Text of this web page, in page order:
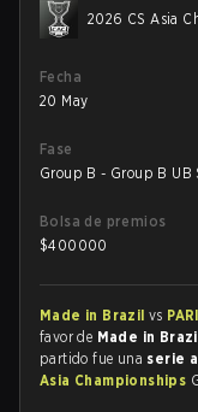
2026 CS Asia
Fecha
20 May
Fase
Group B - Group B UB
Bolsa de premios
$400000
Made in Brazil vs
favor de Made in
partido fue una serie
Asia Championships